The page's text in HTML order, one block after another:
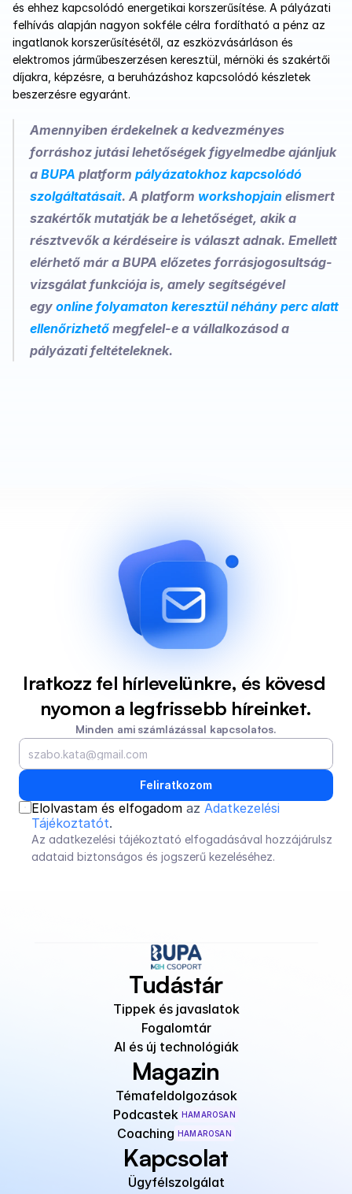
és ehhez kapcsolódó energetikai korszerűsítése. A pályázati
felhívás alapján nagyon sokféle célra fordítható a pénz az
ingatlanok korszerűsítésétől, az eszközvásárláson és
elektromos járműbeszerzésen keresztül, mérnöki és szakértői
díjakra, képzésre, a beruházáshoz kapcsolódó készletek
beszerzésre egyaránt.
Amennyiben érdekelnek a kedvezményes
forráshoz jutási lehetőségek figyelmedbe ajánljuk
a BUPA platform pályázatokhoz kapcsolódó
szolgáltatásait. A platform workshopjain elismert
szakértők mutatják be a lehetőséget, akik a
résztvevők a kérdéseire is választ adnak. Emellett
elérhető már a BUPA előzetes forrásjogosultság-
vizsgálat funkciója is, amely segítségével
egy online folyamaton keresztül néhány perc alatt
ellenőrizhető megfelel-e a vállalkozásod a
pályázati feltételeknek.
Iratkozz fel hírlevelünkre, és kövesd
nyomon a legfrissebb híreinket.
Minden ami számlázással kapcsolatos.
Feliratkozom
Elolvastam és elfogadom az Adatkezelési
Tájékoztatót.
Az adatkezelési tájékoztató elfogadásával hozzájárulsz
adataid biztonságos és jogszerű kezeléséhez.
Tudástár
Tippek és javaslatok
Fogalomtár
AI és új technológiák
Magazin
Témafeldolgozások
Podcastek HAMAROSAN
Coaching HAMAROSAN
Kapcsolat
Ügyfélszolgálat